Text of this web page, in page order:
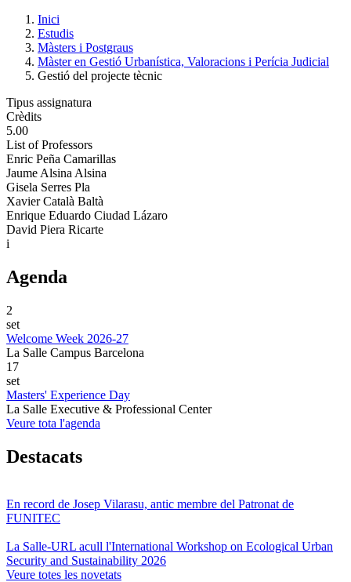
Inici
Estudis
Màsters i Postgraus
Màster en Gestió Urbanística, Valoracions i Perícia Judicial
Gestió del projecte tècnic
Tipus assignatura
Crèdits
5.00
List of Professors
Enric Peña Camarillas
Jaume Alsina Alsina
Gisela Serres Pla
Xavier Català Baltà
Enrique Eduardo Ciudad Lázaro
David Piera Ricarte
i
Agenda
2
set
Welcome Week 2026-27
La Salle Campus Barcelona
17
set
Masters' Experience Day
La Salle Executive & Professional Center
Veure tota l'agenda
Destacats
En record de Josep Vilarasu, antic membre del Patronat de
FUNITEC
La Salle-URL acull l'International Workshop on Ecological Urban
Security and Sustainability 2026
Veure totes les novetats